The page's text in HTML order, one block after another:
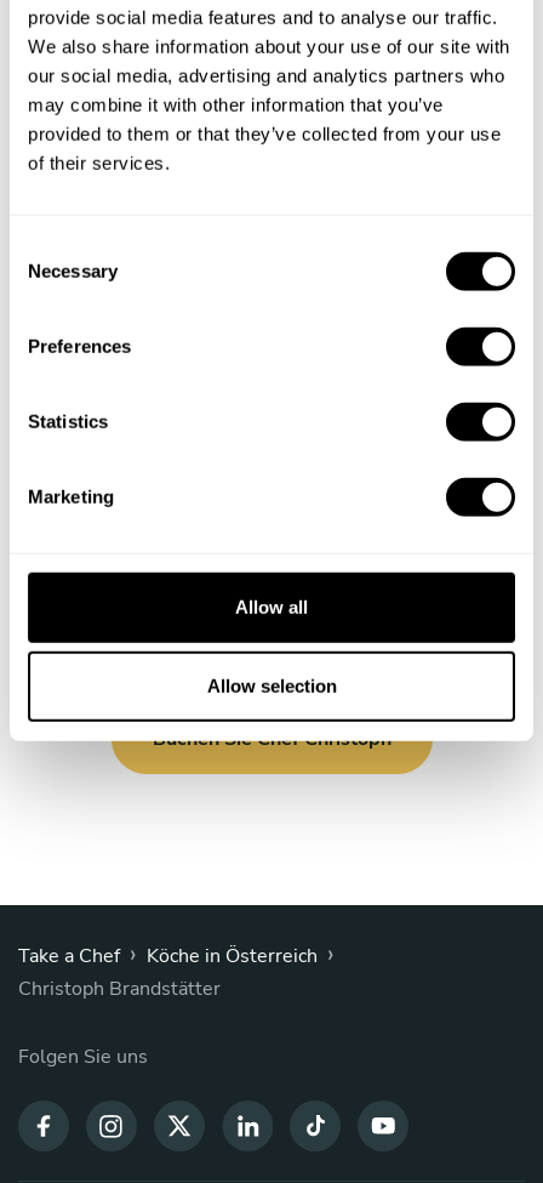
provide social media features and to analyse our traffic.
We also share information about your use of our site with
our social media, advertising and analytics partners who
may combine it with other information that you’ve
provided to them or that they’ve collected from your use
of their services.
Necessary
Preferences
Statistics
Marketing
Allow all
Allow selection
Buchen Sie Ihre Erfahrung mit
Christoph
Geben Sie die Details Ihrer Wünsche an und der
Küchenchef sendet Ihnen ein individuell auf Sie
Buchen Sie Chef Christoph
Take a Chef › Köche in Österreich ›
Christoph Brandstätter
Folgen Sie uns